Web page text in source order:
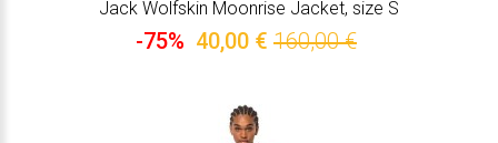
Jack Wolfskin Moonrise Jacket, size S
-75% 40,00 € 160,00 €